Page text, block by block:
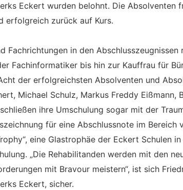
Eckert wurden belohnt. Die Absolventen
erfolgreich zurück auf Kurs.
Fachrichtungen in den Abschlusszeugnissen
Fachinformatiker bis hin zur Kauffrau für
der erfolgreichsten Absolventen und
Michael Schulz, Markus Freddy Eißmann,
ihre Umschulung sogar mit der
für eine Abschlussnote im Bereich
eine Glastrophäe der Eckert Schulen
„Die Rehabilitanden werden mit den
mit Bravour meistern“, ist sich
Eckert, sicher.